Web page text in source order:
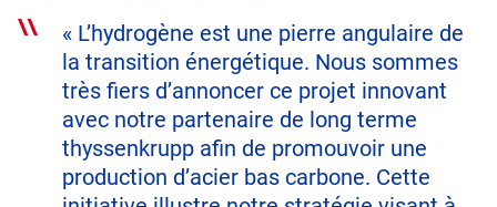
« L’hydrogène est une pierre angulaire de
la transition énergétique. Nous sommes
très fiers d’annoncer ce projet innovant
avec notre partenaire de long terme
thyssenkrupp afin de promouvoir une
production d’acier bas carbone. Cette